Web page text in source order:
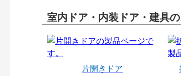
室内ドア・内装ドア・建具
片開きドア